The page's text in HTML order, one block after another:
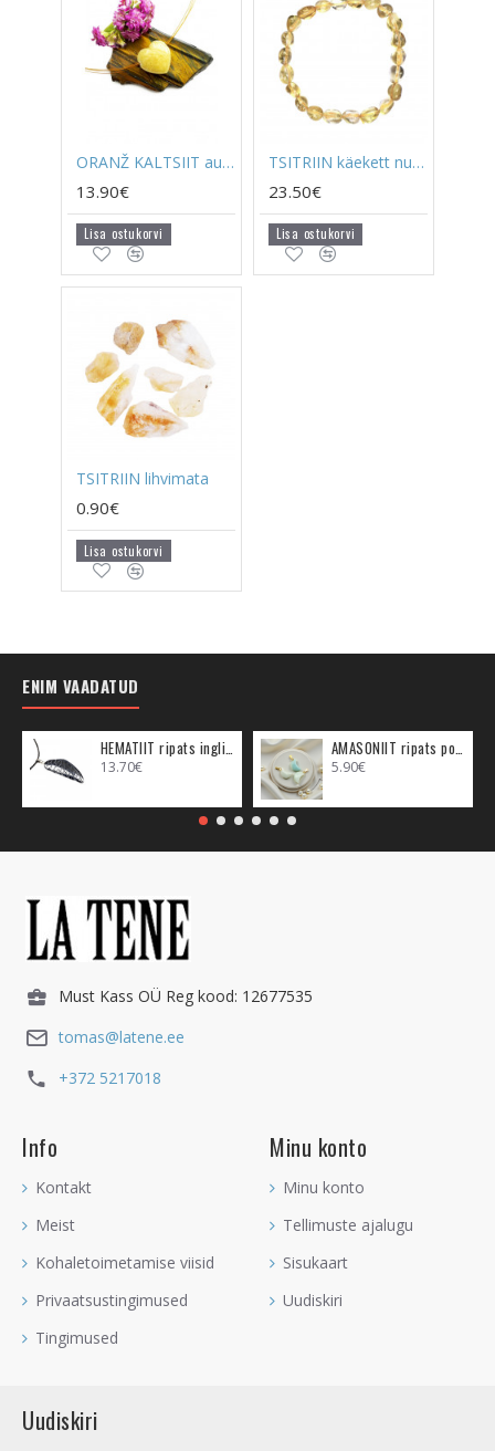
ORANŽ KALTSIIT auguga süda (suur)
13.90€
Lisa ostukorvi
TSITRIIN käekett nugget (pärl 12*10 mm)
23.50€
Lisa ostukorvi
TSITRIIN lihvimata
0.90€
Lisa ostukorvi
ENIM VAADATUD
13.70€ 5.90€
Must Kass OÜ Reg kood: 12677535
tomas@latene.ee
+372 5217018
Info
Kontakt
Meist
Kohaletoimetamise viisid
Privaatsustingimused
Tingimused
Minu konto
Minu konto
Tellimuste ajalugu
Sisukaart
Uudiskiri
Uudiskiri